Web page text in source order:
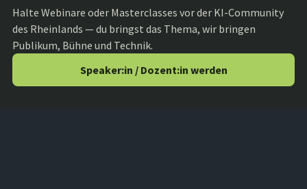
Halte Webinare oder Masterclasses vor der KI-Community
des Rheinlands — du bringst das Thema, wir bringen
Publikum, Bühne und Technik.
Speaker:in / Dozent:in werden